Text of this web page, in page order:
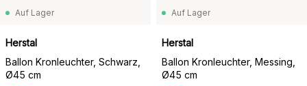
Auf Lager
Herstal
Ballon Kronleuchter, Schwarz,
Ø45 cm
Auf Lager
Herstal
Ballon Kronleuchter, Messing,
Ø45 cm